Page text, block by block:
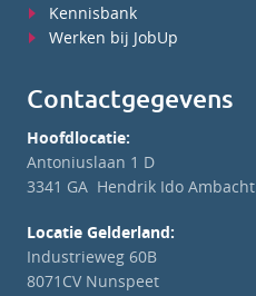
Kennisbank
Werken bij JobUp
Contactgegevens
Hoofdlocatie:
Antoniuslaan 1 D
3341 GA Hendrik Ido Ambacht
Locatie Gelderland:
Industrieweg 60B
8071CV Nunspeet